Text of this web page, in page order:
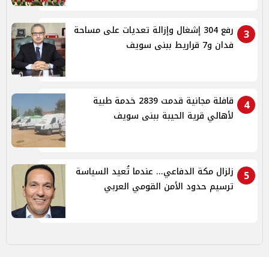
3
رفع 304 إشغال وإزالة تعديات على مساحة
فدان و7 قراريط ببنى سويف
4
قافلة مجانية قدمت 2839 خدمة طبية
لأهالي قرية الحيبة ببنى سويف
5
زلزال مكة الدفاعي... عندما تُعيد السياسة
ترسيم حدود الأمن القومي العربي